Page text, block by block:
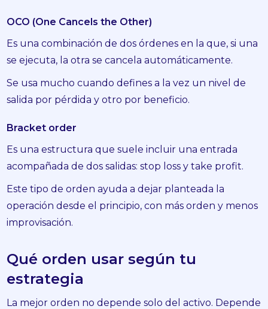
OCO (One Cancels the Other)
Es una combinación de dos órdenes en la que, si una
se ejecuta, la otra se cancela automáticamente.
Se usa mucho cuando defines a la vez un nivel de
salida por pérdida y otro por beneficio.
Bracket order
Es una estructura que suele incluir una entrada
acompañada de dos salidas: stop loss y take profit.
Este tipo de orden ayuda a dejar planteada la
operación desde el principio, con más orden y menos
improvisación.
Qué orden usar según tu
estrategia
La mejor orden no depende solo del activo. Depende